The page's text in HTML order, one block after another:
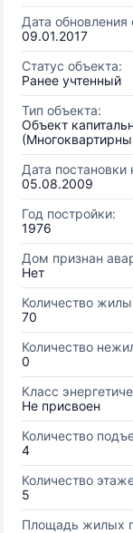
Дата обновления
09.01.2017
Статус объекта:
Ранее учтенный
Тип объекта:
Объект
Дата постановки
05.08.2009
Год постройки:
1976
Дом признан
Нет
Количество
70
Количество
0
Класс
Не присвоен
Количество
4
Количество
5
Площадь жилых